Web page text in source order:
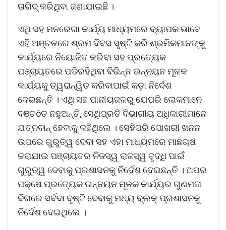
ତାଗିଦ୍ କରିଥିବା ଜଣାଯାଇଛି ।
ଏଥି ସହ ମନରେଗା କାର୍ଯ୍ୟ ମାଧ୍ୟମରେ ବ୍ୟାପକ ଭାବେ
ଏହି ଅଞ୍ଚଳରେ ଶ୍ରମ ଦିବସ ସୃଷ୍ଟି କରି ଶ୍ରମିକମାନଙ୍କୁ
କାର୍ଯ୍ୟରେ ନିୟୋଜିତ କରିବା ସହ ପ୍ରତ୍ୟେକ
ପଞ୍ଚାୟତରେ ପଡିରହିଥିବା ବିଭିନ୍ନ ଉନ୍ନୟନ ମୂଳକ
କାର୍ଯ୍ୟକୁ ତ୍ୱରାନ୍ୱିତ କରିବାପାଇଁ କଡ଼ା ନିର୍ଦେଶ
ଦେଇଛନ୍ତି । ଏଥି ସହ ପାନୀୟଜଳରୁ ଯେପରି ଲୋକମାନେ
ବଞ୍ଚôତ ନହୁଅନ୍ତି, ସେଥିପ୍ରତି ବିଭାଗୀୟ ଅଧିକାରୀମାନେ
ଯତ୍ନବାନ୍ ହେବାକୁ କହିଥିଲେ । ସେହିପରି ପୋଖରୀ ଖନନ
ଉପରେ ଗୁରୁତ୍ୱ ଦେବା ସହ ଏହା ମାଧ୍ୟମରେ ମାଛଚାଷ
କରାଯାଇ ପଞ୍ଚାୟତର ନିଜସ୍ୱ ରାଜସ୍ୱ ବୃଦ୍ଧି ପାଇଁ
ଗୁରୁତ୍ୱ ଦେବାକୁ ପ୍ରଶାସନକୁ ନିର୍ଦେଶ ଦେଇଛନ୍ତି । ଅପର
ପକ୍ଷେ ପ୍ରତ୍ୟେକ ଉନ୍ନୟନ ମୂଳକ କାର୍ଯ୍ୟର ଗୁଣମତା
ଦିଗରେ ସର୍ବଦା ଦୃଷ୍ଟି ଦେବାକୁ ମଧ୍ୟ ବ୍ଲକ୍ ପ୍ରଶାସନକୁ
ନିର୍ଦେଶ ଦେଇଥିଲେ ।